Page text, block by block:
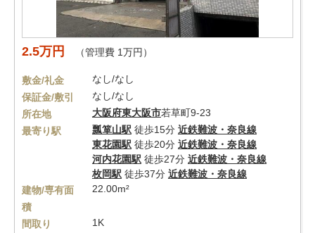
2.5万円 （管理費 1万円）
敷金/礼金
なし/なし
保証金/敷引
なし/なし
所在地
大阪府東大阪市若草町9-23
最寄り駅
瓢箪山駅 徒歩15分 近鉄難波・奈良線
東花園駅 徒歩20分 近鉄難波・奈良線
河内花園駅 徒歩27分 近鉄難波・奈良線
枚岡駅 徒歩37分 近鉄難波・奈良線
建物/専有面
積
22.00m²
間取り
1K